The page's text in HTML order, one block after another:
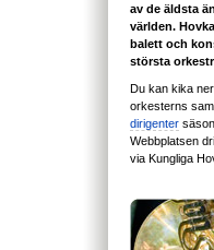
av de äldsta
världen.
balett och
största
Du kan kika
orkesterns
dirigenter
Webbplatsen
via Kungliga